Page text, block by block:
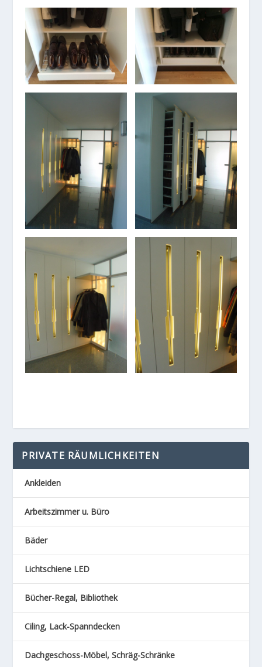
PRIVATE RÄUMLICHKEITEN
Ankleiden
Arbeitszimmer u. Büro
Bäder
Lichtschiene LED
Bücher-Regal, Bibliothek
Ciling, Lack-Spanndecken
Dachgeschoss-Möbel, Schräg-Schränke